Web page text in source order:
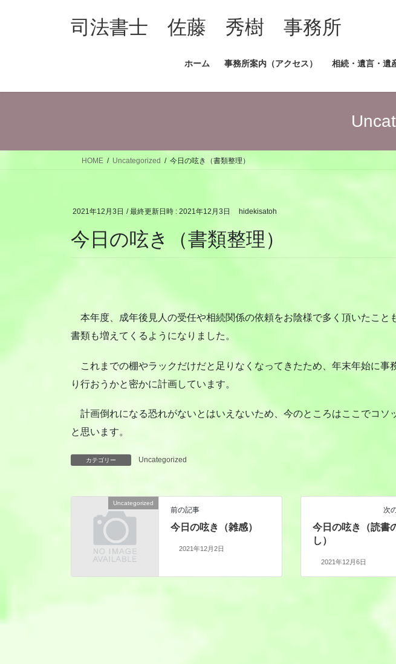
ス
ン
司法書士 佐藤 秀樹 事務所
ホーム 事務所案内（アクセス） 相続・遺言・遺
HOME Uncategorized 今日の呟き（書類整理）
2021年12月3日 / 最終更新日時 : 2021年12月3日 hidekisatoh
今日の呟き（書類整理）
本年度、成年後見人の受任や相続関係の依頼をお陰様で多く頂いたこと
書類も増えてくるようになりました。
これまでの棚やラックだけだと足りなくなってきたため、年末年始に事
り行おうかと密かに計画しています。
計画倒れになる恐れがないとはいえないため、今のところはここでコソ
と思います。
カテゴリー Uncategorized
Uncategorized
前の記事
今日の呟き（雑感）
2021年12月2日
次
今日の呟き（読書
し）
2021年12月6日